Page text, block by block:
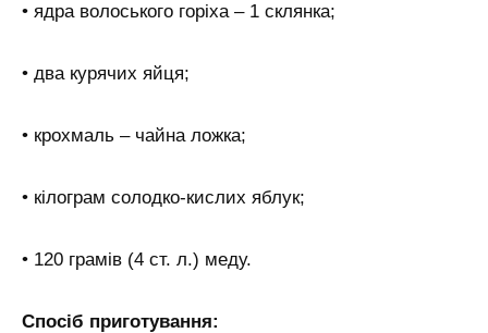
• ядра волоського горіха – 1 склянка;
• два курячих яйця;
• крохмаль – чайна ложка;
• кілограм солодко-кислих яблук;
• 120 грамів (4 ст. л.) меду.
Спосіб приготування: